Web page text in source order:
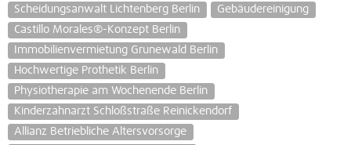
Scheidungsanwalt Lichtenberg Berlin
Gebäudereinigung
Castillo Morales®-Konzept Berlin
Immobilienvermietung Grunewald Berlin
Hochwertige Prothetik Berlin
Physiotherapie am Wochenende Berlin
Kinderzahnarzt Schloßstraße Reinickendorf
Allianz Betriebliche Altersvorsorge